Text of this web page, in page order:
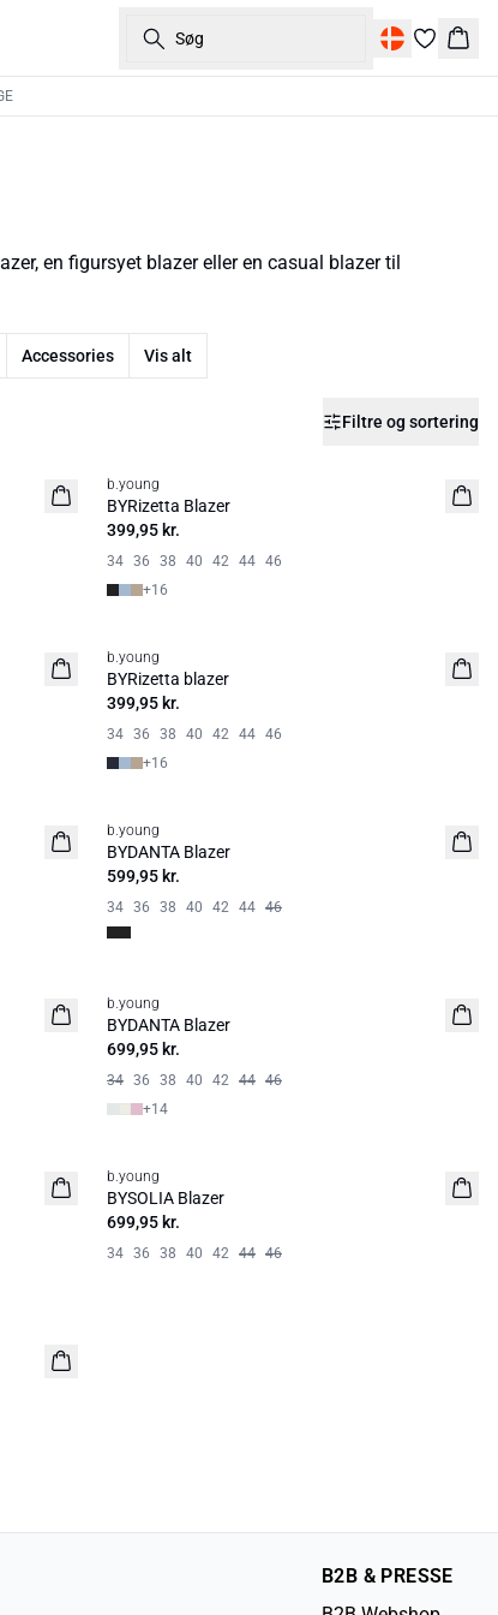
Søg
Kurv
en figursyet blazer eller en casual blazer til
Accessories Vis alt
Filtre og sortering
Basic
b.young
BYRizetta Blazer
399,95 kr.
34 36 38 40 42 44 46
+16
Basic
b.young
BYRizetta blazer
399,95 kr.
34 36 38 40 42 44 46
+16
b.young
BYDANTA Blazer
599,95 kr.
34 36 38 40 42 44 46
b.young
BYDANTA Blazer
699,95 kr.
34 36 38 40 42 44 46
+14
b.young
BYSOLIA Blazer
699,95 kr.
34 36 38 40 42 44 46
B2B & PRESSE